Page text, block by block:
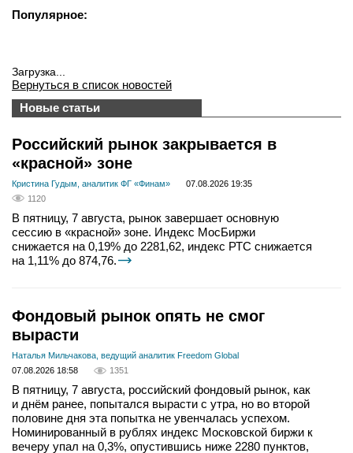
Популярное:
Загрузка...
Вернуться в список новостей
Новые статьи
Российский рынок закрывается в
«красной» зоне
Кристина Гудым, аналитик ФГ «Финам»
07.08.2026 19:35
1120
В пятницу, 7 августа, рынок завершает основную
сессию в «красной» зоне. Индекс МосБиржи
снижается на 0,19% до 2281,62, индекс РТС снижается
на 1,11% до 874,76.
Фондовый рынок опять не смог
вырасти
Наталья Мильчакова, ведущий аналитик Freedom Global
07.08.2026 18:58
1351
В пятницу, 7 августа, российский фондовый рынок, как
и днём ранее, попытался вырасти с утра, но во второй
половине дня эта попытка не увенчалась успехом.
Номинированный в рублях индекс Московской биржи к
вечеру упал на 0,3%, опустившись ниже 2280 пунктов,